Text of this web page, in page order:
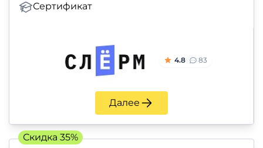
Сертификат
4.8 83
Далее
Скидка 35%